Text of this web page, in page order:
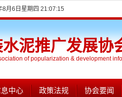
8月6日星期四 21:07:15
泥推广发展协
of popularization & development
中心 政策法规 协会要闻